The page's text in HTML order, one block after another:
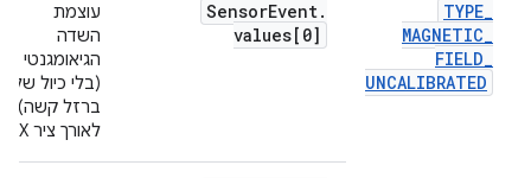
TYPE_
MAGNETIC_
FIELD_
UNCALIBRATED
SensorEvent.
values[0]
עוצמת
השדה
הגיאומגנטי
(בלי כיול של
ברזל קשה)
לאורך ציר X.